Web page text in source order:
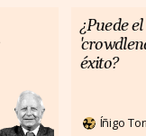
¿Puede el
éxito?
Íñigo